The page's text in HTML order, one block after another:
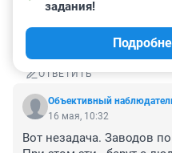
на 10-ти летней
пассажирском
Не расчитаны они на
ОТВЕТИТЬ
Объективный
задания!
16 мая, 10:32
Вот незадача. Заводов